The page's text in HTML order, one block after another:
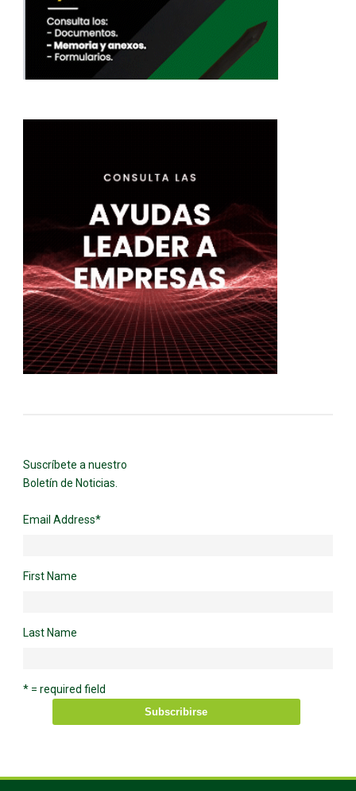
Suscríbete a nuestro
Boletín de Noticias.
Email Address*
First Name
Last Name
* = required field